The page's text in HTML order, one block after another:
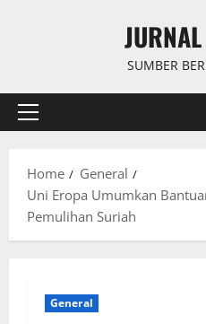
SUMBER
Primary
Home
General
Uni Eropa Umumkan
Pemulihan Suriah
General